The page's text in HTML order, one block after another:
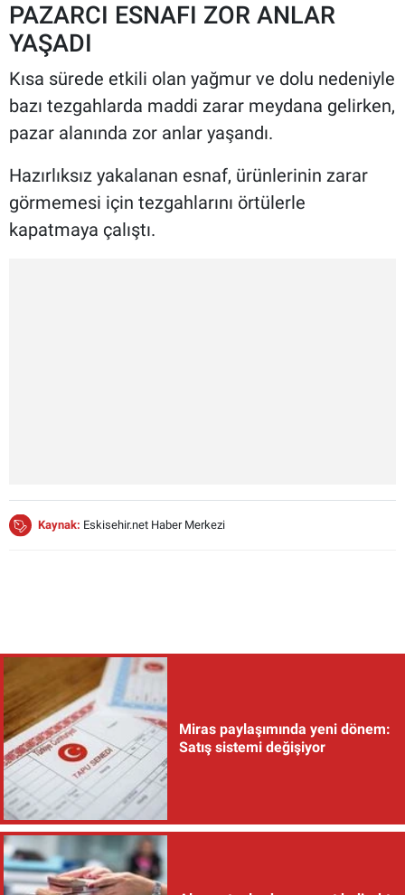
PAZARCI ESNAFI ZOR ANLAR
YAŞADI
Kısa sürede etkili olan yağmur ve dolu nedeniyle
bazı tezgahlarda maddi zarar meydana gelirken,
pazar alanında zor anlar yaşandı.
Hazırlıksız yakalanan esnaf, ürünlerinin zarar
görmemesi için tezgahlarını örtülerle
kapatmaya çalıştı.
Kaynak: Eskisehir.net Haber Merkezi
Miras paylaşımında yeni dönem:
Satış sistemi değişiyor